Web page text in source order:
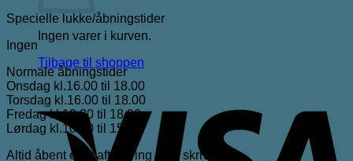
Ingen varer i kurven.
Tilbage til shoppen
Specielle lukke/åbningstider
Ingen
Normale åbningstider
Onsdag kl.16.00 til 18.00
Torsdag kl.16.00 til 18.00
Fredag kl.13.30 til 18.00
Lørdag kl.10.00 til 15.00
Altid åbent efter aftale ring eller skriv